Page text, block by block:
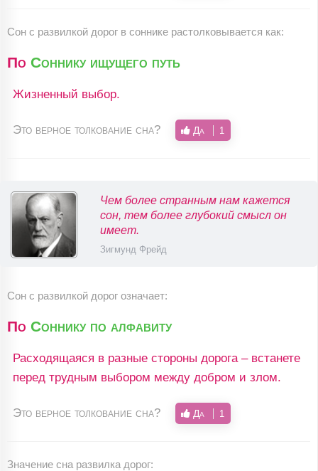
Сон c развилкой дорог в соннике растолковывается как:
По Соннику ищущего путь
Жизненный выбор.
Это верное толкование сна? Да 1
Чем более странным нам кажется
сон, тем более глубокий смысл он
имеет.
Зигмунд Фрейд
Сон с развилкой дорог означает:
По Соннику по алфавиту
Расходящаяся в разные стороны дорога – встанете
перед трудным выбором между добром и злом.
Это верное толкование сна? Да 1
Значение сна развилка дорог: